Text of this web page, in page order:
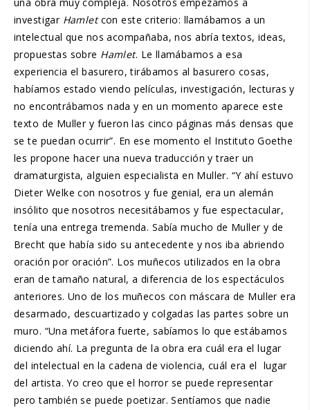
investigar Hamletcon este criterio: llamábamos a un
intelectual que nos acompañaba, nos abría textos, ideas,
propuestas sobre Hamlet. Le llamábamos a esa
experiencia el basurero, tirábamos al basurero cosas,
habíamos estado viendo películas, investigación, lecturas y
no encontrábamos nada y en un momento aparece este
texto de Muller y fueron las cinco páginas más densas que
se te puedan ocurrir”. En ese momento el Instituto Goethe
les propone hacer una nueva traducción y traer un
dramaturgista, alguien especialista en Muller. “Y ahí estuvo
Dieter Welke con nosotros y fue genial, era un alemán
insólito que nosotros necesitábamos y fue espectacular,
tenía una entrega tremenda. Sabía mucho de Muller y de
Brecht que había sido su antecedente y nos iba abriendo
oración por oración”. Los muñecos utilizados en la obra
eran de tamaño natural, a diferencia de los espectáculos
anteriores. Uno de los muñecos con máscara de Muller era
desarmado, descuartizado y colgadas las partes sobre un
muro. “Una metáfora fuerte, sabíamos lo que estábamos
diciendo ahí. La pregunta de la obra era cuál era el lugar
del intelectual en la cadena de violencia, cuál era el lugar
del artista. Yo creo que el horror se puede representar
pero también se puede poetizar. Sentíamos que nadie